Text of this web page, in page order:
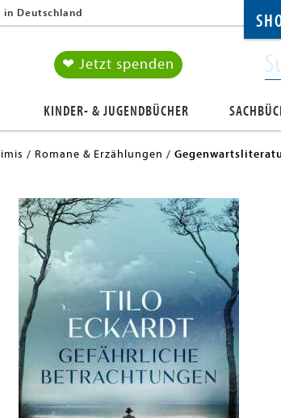
Deutschland
❤ Jetzt spenden
KINDER- & JUGENDBÜCHER
Romane & Erzählungen